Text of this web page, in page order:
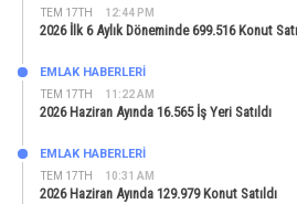
TEM 17TH 12:44 PM
2026 İlk 6 Aylık Döneminde 699.516 Konut
TEM 17TH 11:22 AM
EMLAK HABERLERI
2026 Haziran Ayında 16.565 İş Yeri Satıldı
TEM 17TH 10:31 AM
EMLAK HABERLERI
2026 Haziran Ayında 129.979 Konut Satıldı